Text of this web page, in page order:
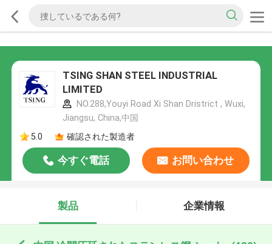
TSING SHAN STEEL INDUSTRIAL
LIMITED
NO.288,Youyi Road Xi Shan Dristrict , Wuxi,
Jiangsu, China,中国
5.0
確認された製造者
今すぐ電話 お問い合わせ
製品 企業情報